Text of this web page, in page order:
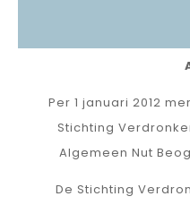
Per 1 januari 2012
Stichting
Algemeen Nut
De Stichting